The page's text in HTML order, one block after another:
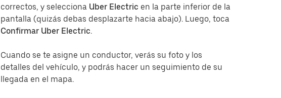
correctos, y selecciona Uber Electric en la parte inferior de la
pantalla (quizás debas desplazarte hacia abajo). Luego, toca
Confirmar Uber Electric.
Cuando se te asigne un conductor, verás su foto y los
detalles del vehículo, y podrás hacer un seguimiento de su
llegada en el mapa.